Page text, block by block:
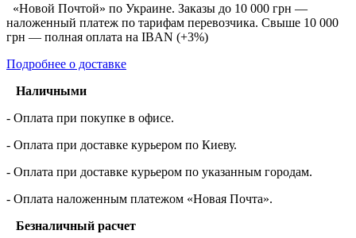
«Новой Почтой» по Украине. Заказы до 10 000 грн —
наложенный платеж по тарифам перевозчика. Свыше 10 000
грн — полная оплата на IBAN (+3%)
Подробнее о доставке
Наличными
- Оплата при покупке в офисе.
- Оплата при доставке курьером по Киеву.
- Оплата при доставке курьером по указанным городам.
- Оплата наложенным платежом «Новая Почта».
Безналичный расчет